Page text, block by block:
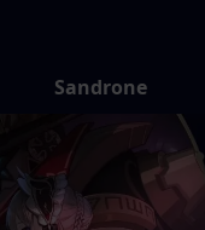
Sandrone